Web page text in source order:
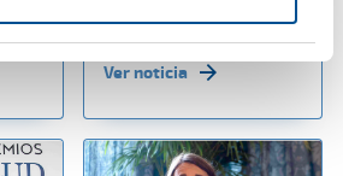
Ver noticia